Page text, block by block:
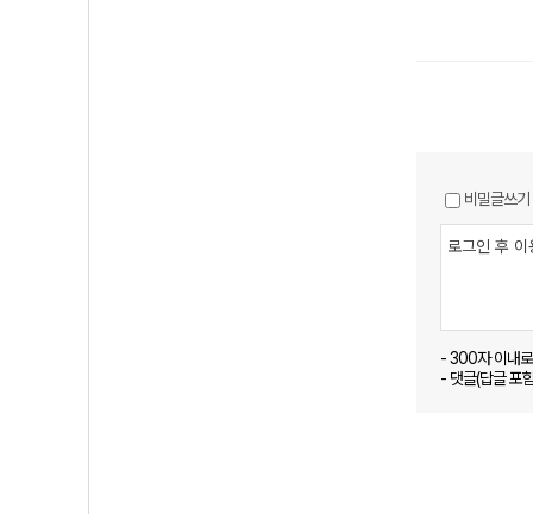
비밀글쓰기
- 300자 이내
- 댓글(답글 포